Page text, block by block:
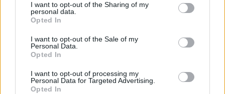
not limited to your visit or usage behaviour. You may click to
grant or deny consent to Google and its third-party tags to
use your data for below specified purposes in below Google
consent section.
I want to opt-out of the Sharing of my
personal data.
Opted In
I want to opt-out of the Sale of my
Personal Data.
Opted In
I want to opt-out of processing my
Personal Data for Targeted Advertising.
Opted In